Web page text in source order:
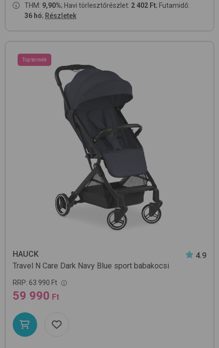
THM: 9,90%; Havi törlesztőrészlet: 2 402 Ft; Futamidő:
36 hó; Részletek
Top termék
HAUCK
4.9
Travel N Care Dark Navy Blue sport babakocsi
RRP: 63 990 Ft
59 990 Ft